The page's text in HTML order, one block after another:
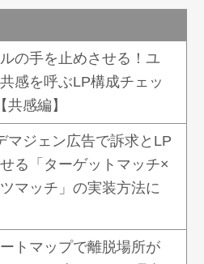
の手を止めさせる！ユ
感を呼ぶLP構成チェッ
共感編】
マジェン広告で訴求とLP
る「ターゲットマッチ×
マッチ」の実装方法に
トマップで離脱場所が